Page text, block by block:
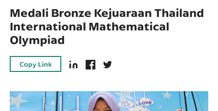
Medali Bronze Kejuaraan Thailand
International Mathematical
Olympiad
Copy Link